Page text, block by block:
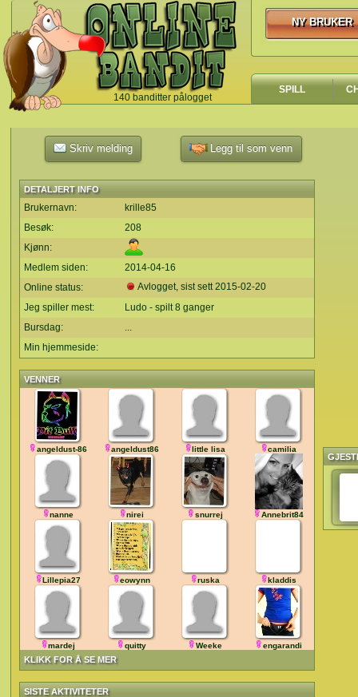
140 banditter pålogget
`
NY BRUKER
NY BRUKER
SPILL
Skriv melding Legg til som venn
DETALJERT INFO
Brukernavn:
krille85
Besøk:
208
Kjønn:
Medlem siden:
2014-04-16
Online status:
Avlogget, sist sett2015-02-20
Jeg spiller mest:
Ludo - spilt 8 ganger
Bursdag:
...
Min hjemmeside:
VENNER
KLIKK FOR Å SE MER
angeldust-86 angeldust86 little lisa camilia
nanne nirei snurrej Annebrit84
Lillepia27 eowynn ruska kladdis
mardej quitty Weeke engarandi
SISTE AKTIVITETER